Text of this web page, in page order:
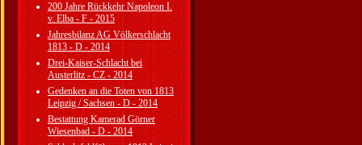
200 Jahre Rückkehr Napoleon I.
v. Elba - F - 2015
Jahresbilanz AG Völkerschlacht
1813 - D - 2014
Drei-Kaiser-Schlacht bei
Austerlitz - CZ - 2014
Gedenken an die Toten von 1813
Leipzig / Sachsen - D - 2014
Bestattung Kamerad Görner
Wiesenbad - D - 2014